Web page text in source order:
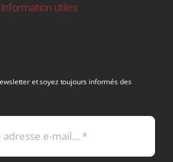
Information utiles
et soyez toujours informés des